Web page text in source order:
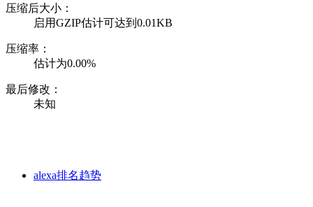
压缩后大小：
启用GZIP估计可达到0.01KB
压缩率：
估计为0.00%
最后修改：
未知
alexa排名趋势